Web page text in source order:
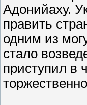
Адонийаху.
править
одним из
стало
приступил в